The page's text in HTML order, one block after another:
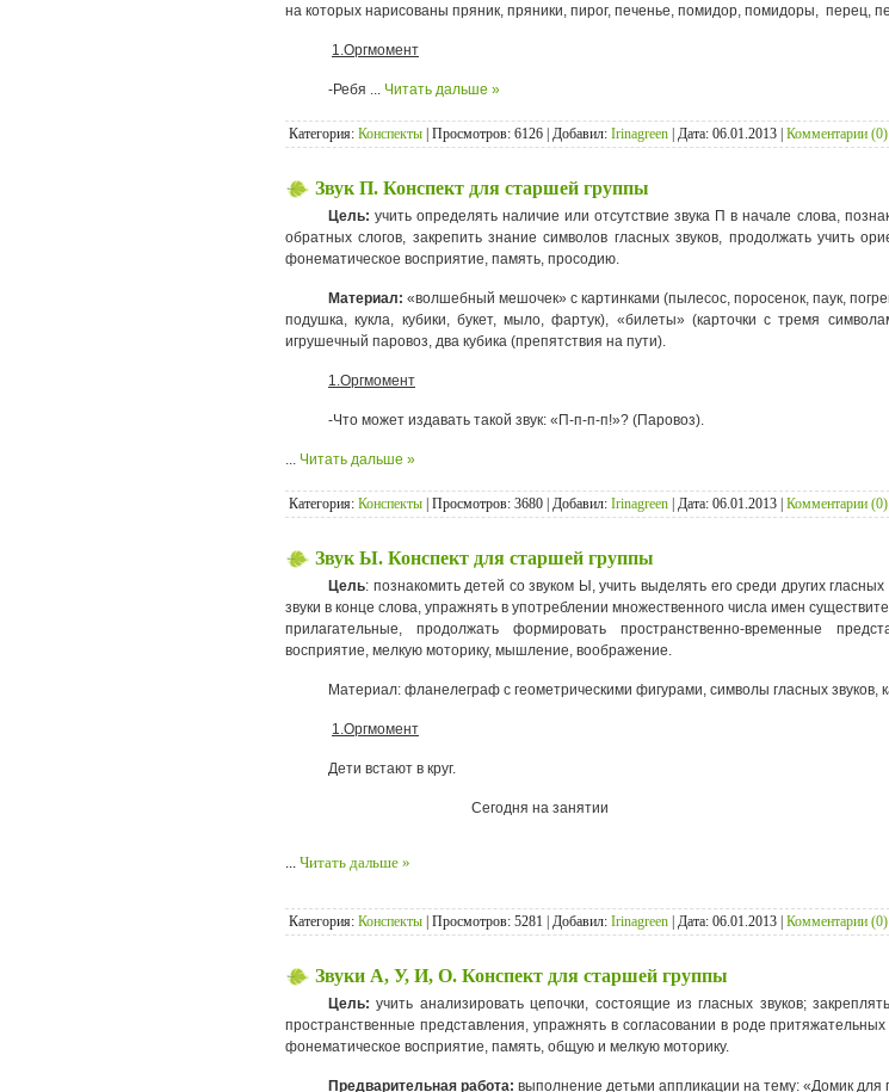
на которых нарисованы пряник, пряники, пирог, печенье, помидор, помидоры, перец,
1.Оргмомент
-Ребя ... Читать дальше »
Категория: Конспекты | Просмотров: 6126 | Добавил: Irinagreen | Дата: 06.01.2013 Комментарии (0)
Звук П. Конспект для старшей группы
Цель: учить определять наличие или отсутствие звука П в начале слова,
обратных слогов, закрепить знание символов гласных звуков, продолжать учить
фонематическое восприятие, память, просодию.
Материал: «волшебный мешочек» с картинками (пылесос, поросенок, паук,
подушка, кукла, кубики, букет, мыло, фартук), «билеты» (карточки с тремя
игрушечный паровоз, два кубика (препятствия на пути).
1.Оргмомент
-Что может издавать такой звук: «П-п-п-п!»? (Паровоз).
... Читать дальше »
Категория: Конспекты | Просмотров: 3680 | Добавил: Irinagreen | Дата: 06.01.2013 Комментарии (0)
Звук Ы. Конспект для старшей группы
Цель: познакомить детей со звуком Ы, учить выделять его среди других
звуки в конце слова, упражнять в употреблении множественного числа имен
прилагательные, продолжать формировать пространственно-временные
восприятие, мелкую моторику, мышление, воображение.
Материал: фланелеграф с геометрическими фигурами, символы гласных звуков,
1.Оргмомент
Дети встают в круг.
Сегодня на занятии
Читать дальше »
Категория: Конспекты | Просмотров: 5281 | Добавил: Irinagreen | Дата: 06.01.2013 Комментарии (0)
Звуки А, У, И, О. Конспект для старшей группы
Цель: учить анализировать цепочки, состоящие из гласных звуков;
пространственные представления, упражнять в согласовании в роде
фонематическое восприятие, память, общую и мелкую моторику.
Предварительная работа: выполнение детьми аппликации на тему: «Домик для